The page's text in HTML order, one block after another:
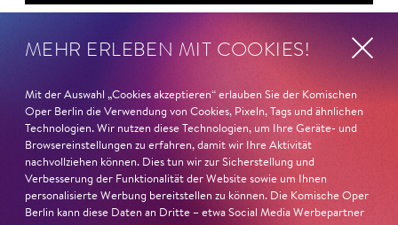
Ambur Braid für DER FAUST
nominiert
Ambur Braidist für den Deutschen Theaterpreis DER
FAUST nominiert in der Kategorie »Darsteller:in
Musiktheater«. Ihr eindrucksvolles Rollendebüt als
Katerina Lwowna Ismailowa in Barrie KoskysLady
MEHR ERLEBEN MIT COOKIES!
Mit der Auswahl „Cookies akzeptieren“ erlauben Sie der Komischen
Oper Berlin die Verwendung von Cookies, Pixeln, Tags und ähnlichen
Technologien. Wir nutzen diese Technologien, um Ihre Geräte- und
Browsereinstellungen zu erfahren, damit wir Ihre Aktivität
nachvollziehen können. Dies tun wir zur Sicherstellung und
Verbesserung der Funktionalität der Website sowie um Ihnen
personalisierte Werbung bereitstellen zu können. Die Komische Oper
Berlin kann diese Daten an Dritte – etwa Social Media Werbepartner